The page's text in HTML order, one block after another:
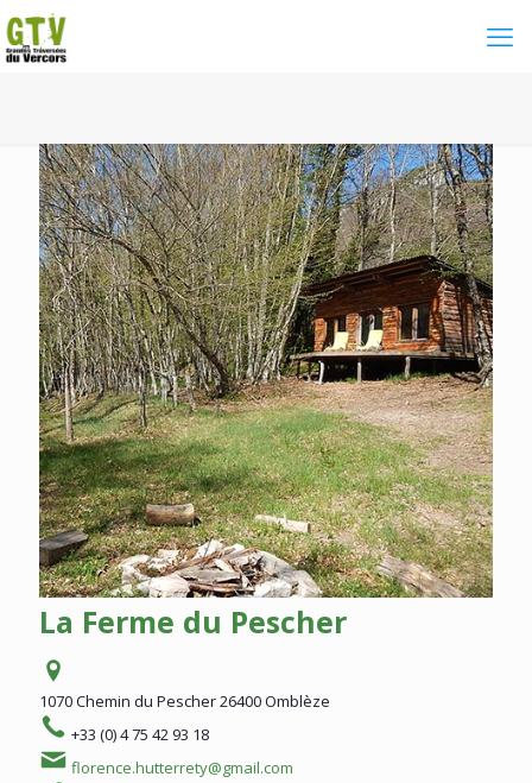
La Ferme du Pescher
1070 Chemin du Pescher26400 Omblèze
+33 (0) 4 75 42 93 18
florence.hutterrety@gmail.com